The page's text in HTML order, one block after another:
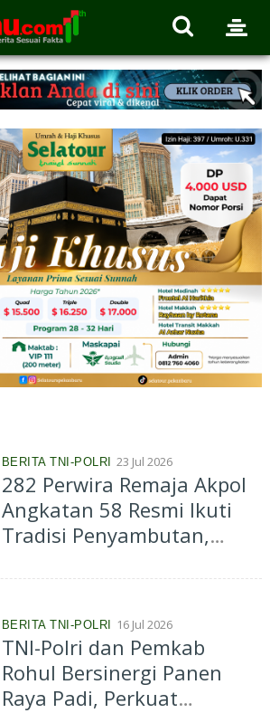
BERITA TNI-POLRI 23 Jul 2026
282 Perwira Remaja Akpol
Angkatan 58 Resmi Ikuti
Tradisi Penyambutan,
Integritas dan Kepercayaan
BERITA TNI-POLRI 16 Jul 2026
TNI-Polri dan Pemkab
Rohul Bersinergi Panen
Raya Padi, Perkuat